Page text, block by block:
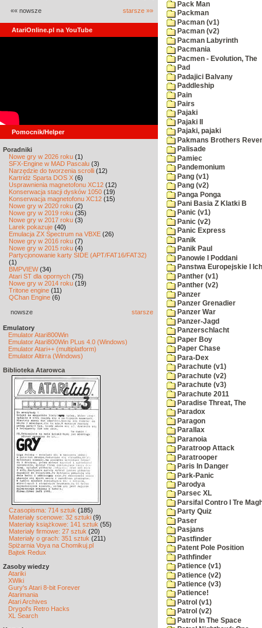
«« nowsze starsze »»
AtariOnline.pl na YouTube
Pomocnik/Helper
Poradniki
Nowe gry w 2026 roku (1)
SFX-Engine w MAD Pascalu (3)
Narzędzie do tworzenia scrolli (12)
Kartridż Sparta DOS X (6)
Usprawnienia magnetofonu XC12 (12)
Konserwacja stacji dysków 1050 (19)
Konserwacja magnetofonu XC12 (15)
Nowe gry w 2020 roku (2)
Nowe gry w 2019 roku (35)
Nowe gry w 2017 roku (3)
Larek pokazuje (40)
Emulacja ZX Spectrum na VBXE (26)
Nowe gry w 2016 roku (7)
Nowe gry w 2015 roku (4)
Partycjonowanie karty SIDE (APT/FAT16/FAT32)
(1)
BMPVIEW(34)
Atari ST dla opornych (75)
Nowe gry w 2014 roku (19)
Tritone engine (11)
QChan Engine (6)
nowsze starsze
Emulatory
Emulator Atari800Win
Emulator Atari800Win PLus 4.0 (Windows)
Emulator Atari++ (multiplatform)
Emulator Altirra (Windows)
Biblioteka Atarowca
Czasopisma: 714 sztuk (185)
Materiały scenowe: 32 sztuki (9)
Materiały książkowe: 141 sztuk (55)
Materiały firmowe: 27 sztuk (20)
Materiały o grach: 351 sztuk (211)
Spiżarnia Voya na Chomikuj.pl
Bajtek Redux
Zasoby wiedzy
Atariki
XWiki
Gury's Atari 8-bit Forever
Atarimania
Atari Archives
Drygol's Retro Hacks
XL Search
Pack Man
Packman
Pacman (v1)
Pacman (v2)
Pacman Labyrinth
Pacmania
Pacmen - Evolution, The
Pad
Padajici Balvany
Paddleship
Pain
Pairs
Pajaki
Pajaki II
Pajaki, pajaki
Pakmans Brothers
Palisade
Pamiec
Pandemonium
Pang (v1)
Pang (v2)
Panga Ponga
Pani Basia Z Klatki B
Panic (v1)
Panic (v2)
Panic Express
Panik
Panik Paul
Panowie I Poddani
Panstwa Europejskie I
Panther (v1)
Panther (v2)
Panzer
Panzer Grenadier
Panzer War
Panzer-Jagd
Panzerschlacht
Paper Boy
Paper Chase
Para-Dex
Parachute (v1)
Parachute (v2)
Parachute (v3)
Parachute 2011
Paradise Threat, The
Paradox
Paragon
Parallax
Paranoia
Paratroop Attack
Paratrooper
Paris In Danger
Park-Panic
Parodya
Parsec XL
Parsifal Contro I Tre
Party Quiz
Paser
Pasjans
Pastfinder
Patent Pole Position
Pathfinder
Patience (v1)
Patience (v2)
Patience (v3)
Patience!
Patrol (v1)
Patrol (v2)
Patrol In The Space